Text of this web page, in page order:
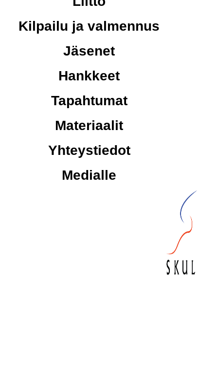
Kilpailu ja valmennus
Jäsenet
Hankkeet
Tapahtumat
Materiaalit
Yhteystiedot
Medialle